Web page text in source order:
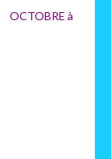
OCTOBRE à